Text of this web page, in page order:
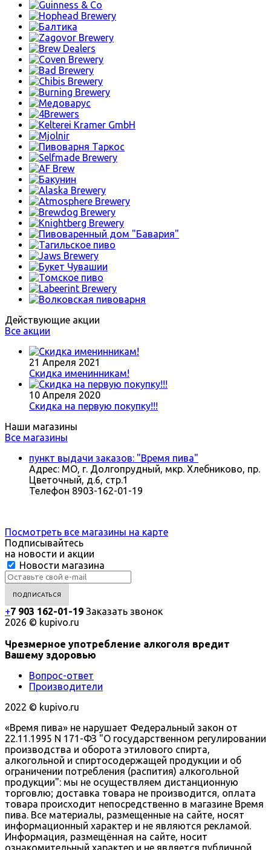
Действующие акции
Все акции
21 Апреля 2021
Скидка именинникам!
10 Апреля 2020
Скидка на первую покупку!!!
Наши магазины
Все магазины
пункт выдачи заказов: "Время пива"
Адрес: МО, г. Долгопрудный, мкр. Хлебниково, пр.
Цветочный, д.6, стр.1
Телефон 8903-162-01-19
Посмотреть все магазины на карте
Подписывайтесь
на новости и акции
Новости магазина
+7 903 162-01-19 Заказать звонок
2026 © kupivo.ru
Чрезмерное употребление алкоголя вредит
Вашему здоровью
Вопрос-ответ
Производители
2022 ©️ kupivo.ru
«Время пива» не нарушает Федеральный закон от
22.11.1995 N 171-ФЗ "О государственном регулировании
производства и оборота этилового спирта,
алкогольной и спиртосодержащей продукции и об
ограничении потребления (распития) алкогольной
продукции": мы не осуществляем дистанционную
торговлю; доставка товара не производится, оплата
товара происходит непосредственно в магазине Время
пива. Все материалы, размещенные на сайте, носят
информационный характер и не являются рекламой.
Информация, размещённая на сайте, носит
ознакомительный характер и не является публичной